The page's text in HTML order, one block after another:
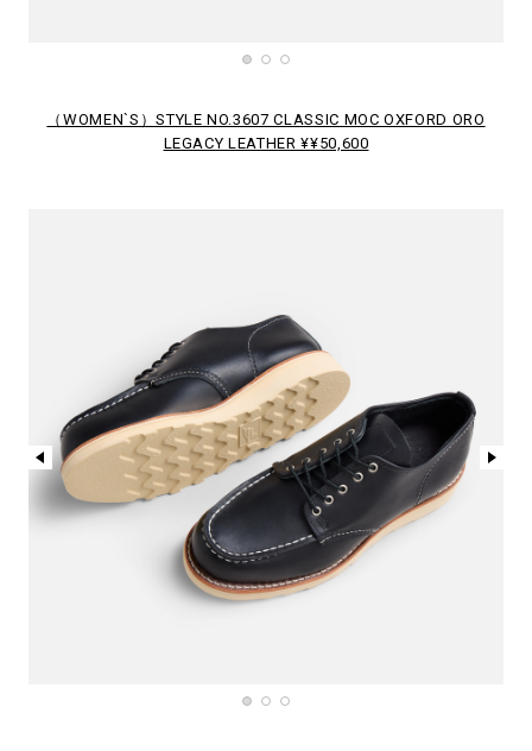
（WOMEN`S）STYLE NO.3607 CLASSIC MOC OXFORD ORO
LEGACY LEATHER ¥¥50,600